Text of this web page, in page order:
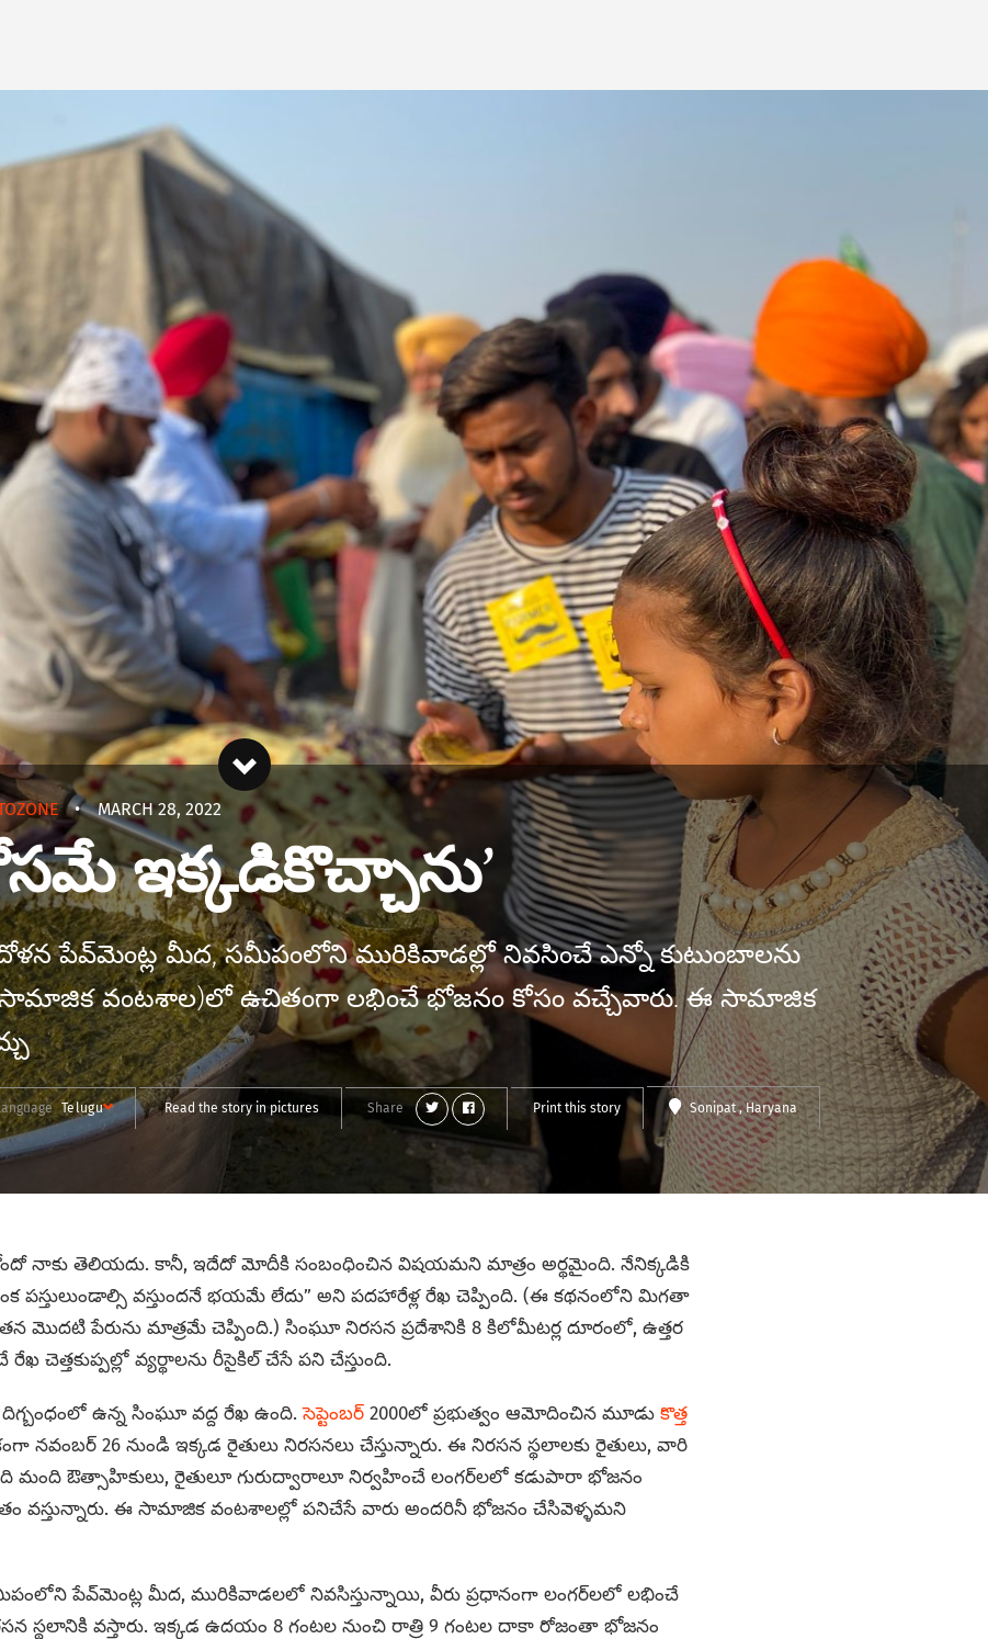
• MARCH 28, 2022
ఇక్కడికొచ్చాను’
పేవ్‌మెంట్ల మీద, సమీపంలోని మురికివాడల్లో నివసించే ఎన్నో కుటుంబాలను
వంటశాల)లో ఉచితంగా లభించే భోజనం కోసం వచ్చేవారు. ఈ సామాజిక
Telugu Read the story in pictures Share Print this story Sonipat, Haryana
నాకు తెలియదు. కానీ, ఇదేదో మోదీకి సంబంధించిన విషయమని మాత్రం అర్థమైంది. నేనిక్కడికి
పస్తులుండాల్సి వస్తుందనే భయమే లేదు” అని పదహారేళ్ల రేఖ చెప్పింది. (ఈ కథనంలోని మిగతా
పేరును మాత్రమే చెప్పింది.) సింఘూ నిరసన ప్రదేశానికి 8 కిలోమీటర్ల దూరంలో, ఉత్తర
చెత్తకుప్పల్లో వ్యర్థాలను రీసైకిల్ చేసే పని చేస్తుంది.
ఉన్న సింఘూ వద్ద రేఖ ఉంది.సెప్టెంబర్ 2000లో ప్రభుత్వం ఆమోదించిన మూడు కొత్త
నవంబర్ 26 నుండి ఇక్కడ రైతులు నిరసనలు చేస్తున్నారు. ఈ నిరసన స్థలాలకు రైతులు, వారి
మంది ఔత్సాహికులు, రైతులూ గురుద్వారాలూ నిర్వహించే లంగర్‌లలో కడుపారా భోజనం
వస్తున్నారు. ఈ సామాజిక వంటశాలల్లో పనిచేసే వారు అందరినీ భోజనం చేసివెళ్ళమని
పేవ్‌మెంట్ల మీద, మురికివాడలలో నివసిస్తున్నాయి, వీరు ప్రధానంగా లంగర్‌లలో లభించే
స్థలానికి వస్తారు. ఇక్కడ ఉదయం 8 గంటల నుంచి రాత్రి 9 గంటల దాకా రోజంతా భోజనం